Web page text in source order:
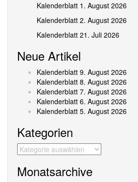
Kalenderblatt 1. August 2026
Kalenderblatt 2. August 2026
Kalenderblatt 21. Juli 2026
Neue Artikel
Kalenderblatt 9. August 2026
Kalenderblatt 8. August 2026
Kalenderblatt 7. August 2026
Kalenderblatt 6. August 2026
Kalenderblatt 5. August 2026
Kategorien
Kategorien
Monatsarchive